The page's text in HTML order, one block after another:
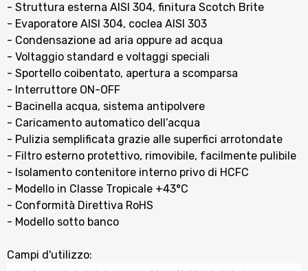
- Struttura esterna AISI 304, finitura Scotch Brite
- Evaporatore AISI 304, coclea AISI 303
- Condensazione ad aria oppure ad acqua
- Voltaggio standard e voltaggi speciali
- Sportello coibentato, apertura a scomparsa
- Interruttore ON-OFF
- Bacinella acqua, sistema antipolvere
- Caricamento automatico dell’acqua
- Pulizia semplificata grazie alle superfici arrotondate
- Filtro esterno protettivo, rimovibile, facilmente pulibile
- Isolamento contenitore interno privo di HCFC
- Modello in Classe Tropicale +43°C
- Conformità Direttiva RoHS
- Modello sotto banco
Campi d'utilizzo: